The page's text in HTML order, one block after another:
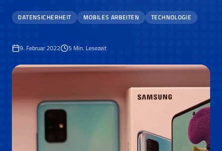
DATENSICHERHEIT MOBILES ARBEITEN TECHNOLOGIE
9. Februar 2022 5 Min. Lesezeit